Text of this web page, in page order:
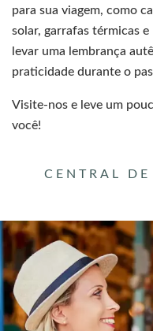
para sua viagem, como
solar, garrafas térmicas
levar uma lembrança
praticidade durante o
Visite-nos e leve um
você!
CENTRAL DE